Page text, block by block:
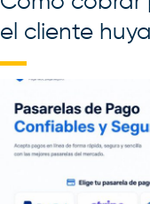
el cliente huya